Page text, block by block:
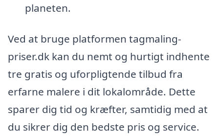
planeten.
Ved at bruge platformen tagmaling-
priser.dk kan du nemt og hurtigt indhente
tre gratis og uforpligtende tilbud fra
erfarne malere i dit lokalområde. Dette
sparer dig tid og kræfter, samtidig med at
du sikrer dig den bedste pris og service.